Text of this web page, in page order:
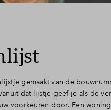
gemaakt van de
dat lijstje geef je als de
voorkeuren door. Een woning